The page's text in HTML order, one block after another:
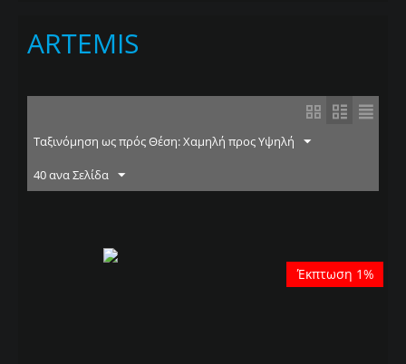
ARTEMIS
Ταξινόμηση ως πρός Θέση: Χαμηλή προς Υψηλή
40 ανα Σελίδα
Έκπτωση 1%